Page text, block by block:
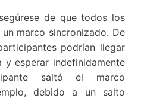
de que todos los
marco sincronizado. De
podrían llegar
y esperar indefinidamente
saltó el marco
debido a un salto